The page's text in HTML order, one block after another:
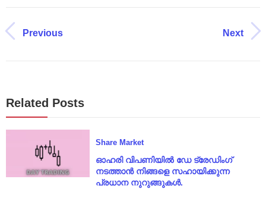
Previous Next
Related Posts
Share Market
ഓഹരി വിപണിയിൽ ഡേ ട്രേഡിംഗ്
നടത്താൻ നിങ്ങളെ സഹായിക്കുന്ന
പ്രധാന നുറുങ്ങുകൾ.